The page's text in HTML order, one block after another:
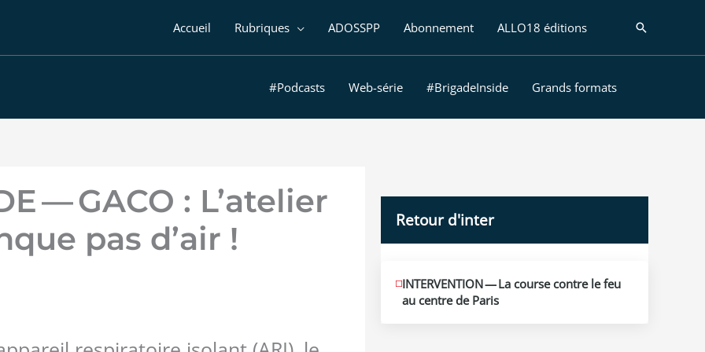
Accueil Rubriques ADOSSPP Abonnement ALLO18 éditions
#Podcasts Web-série #BrigadeInside Grands formats
— GACO : L’atelier
pas d’air !
Retour d'inter
JUIN
12
2026
INTERVENTION — La course contre le feu
au centre de Paris